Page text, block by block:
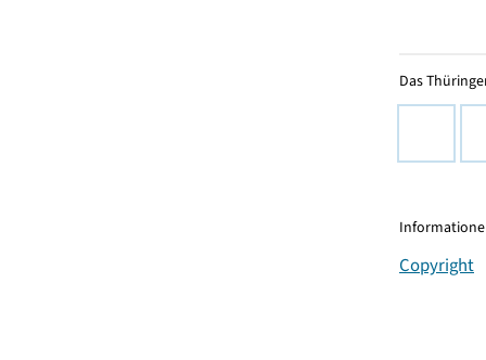
Das
Copyright